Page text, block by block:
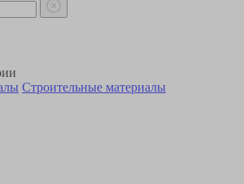
Строительные материалы